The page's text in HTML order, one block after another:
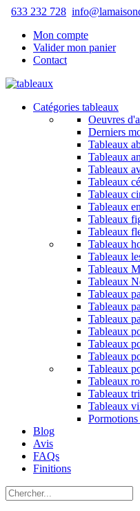
633 232 728
Mon compte
Valider mon panier
Contact
Catégories tableaux
Oeuvres
Derniers
Tableaux
Tableaux
Tableaux
Tableaux
Tableaux
Tableaux
Tableaux
Tableaux
Tableaux
Tableaux
Tableaux
Tableaux
Tableaux
Tableaux
Tableaux
Tableaux
Tableaux
Tableaux
Tableaux
Tableaux
Tableaux
Tableaux
Blog
Avis
FAQs
Finitions